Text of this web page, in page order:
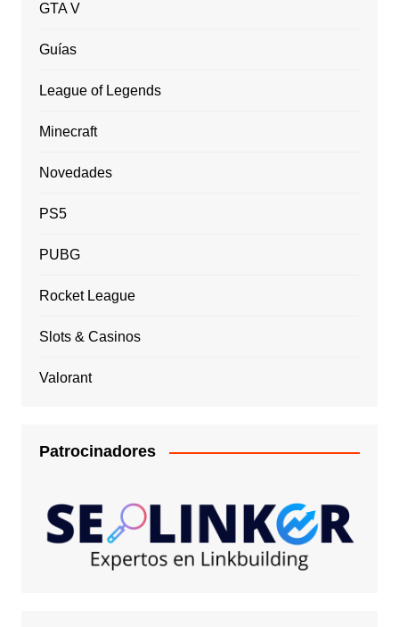
GTA V
Guías
League of Legends
Minecraft
Novedades
PS5
PUBG
Rocket League
Slots & Casinos
Valorant
Patrocinadores